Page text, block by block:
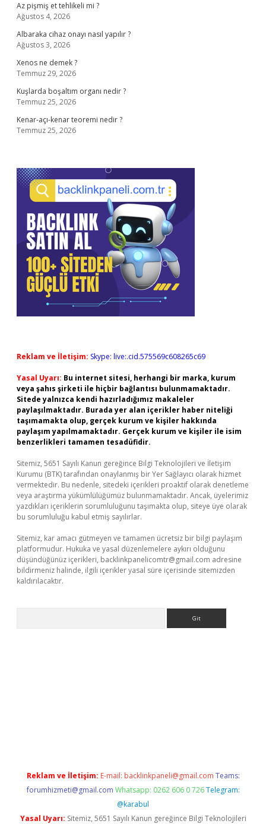
Az pişmiş et tehlikeli mi ?
Ağustos 4, 2026
Albaraka cihaz onayı nasıl yapılır ?
Ağustos 3, 2026
Xenos ne demek ?
Temmuz 29, 2026
Kuşlarda boşaltım organı nedir ?
Temmuz 25, 2026
Kenar-açı-kenar teoremi nedir ?
Temmuz 25, 2026
Reklam ve İletişim: Skype: live:.cid.575569c608265c69
Yasal Uyarı: Bu internet sitesi, herhangi bir marka, kurum
veya şahıs şirketi ile hiçbir bağlantısı bulunmamaktadır.
Sitede yalnızca kendi hazırladığımız makaleler
paylaşılmaktadır. Burada yer alan içerikler haber niteliği
taşımamakta olup, gerçek kurum ve kişiler hakkında
paylaşım yapılmamaktadır. Gerçek kurum ve kişiler ile isim
benzerlikleri tamamen tesadüfidir.
Sitemiz, 5651 Sayılı Kanun gereğince Bilgi Teknolojileri ve İletişim
Kurumu (BTK) tarafından onaylanmış bir Yer Sağlayıcı olarak hizmet
vermektedir. Bu nedenle, sitedeki içerikleri proaktif olarak denetleme
veya araştırma yükümlülüğümüz bulunmamaktadır. Ancak, üyelerimiz
yazdıkları içeriklerin sorumluluğunu taşımakta olup, siteye üye olarak
bu sorumluluğu kabul etmiş sayılırlar.
Sitemiz, kar amacı gütmeyen ve tamamen ücretsiz bir bilgi paylaşım
platformudur. Hukuka ve yasal düzenlemelere aykırı olduğunu
düşündüğünüz içerikleri, backlinkpanelicomtr@gmail.com adresine
bildirmeniz halinde, ilgili içerikler yasal süre içerisinde sitemizden
kaldırılacaktır.
Reklam ve İletişim: E-mail: backlinkpaneli@gmail.com Teams:
forumhizmeti@gmail.com Whatsapp: 0262 606 0 726 Telegram:
@karabul
Yasal Uyarı: Sitemiz, 5651 Sayılı Kanun gereğince Bilgi Teknolojileri